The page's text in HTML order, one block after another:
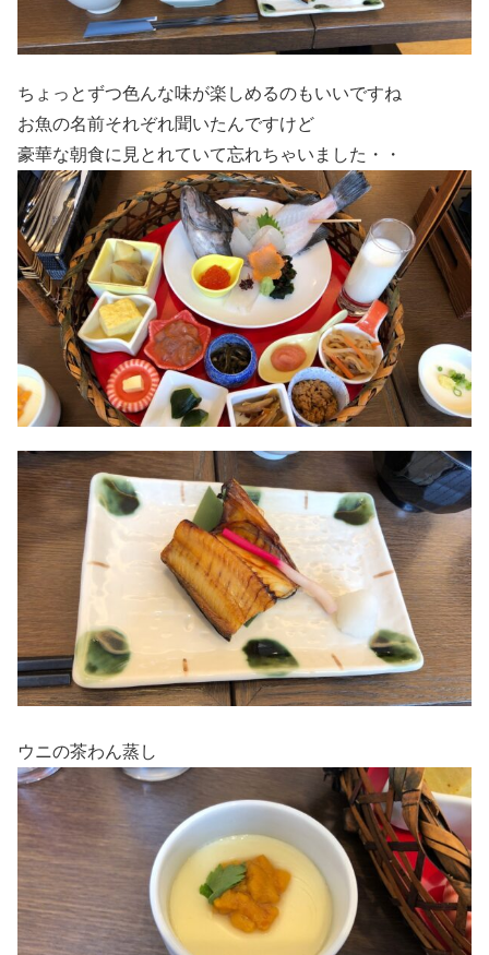
ちょっとずつ色んな味が楽しめるのもいいですね
お魚の名前それぞれ聞いたんですけど
豪華な朝食に見とれていて忘れちゃいました・・
ウニの茶わん蒸し